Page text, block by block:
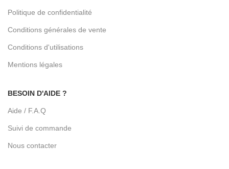
Politique de confidentialité
Conditions générales de vente
Conditions d'utilisations
Mentions légales
BESOIN D'AIDE ?
Aide / F.A.Q
Suivi de commande
Nous contacter